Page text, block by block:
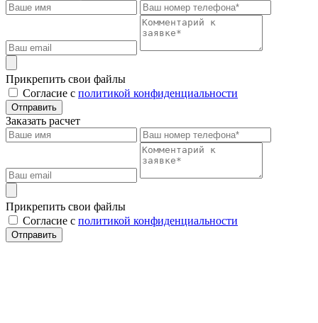
Прикрепить свои файлы
Cогласие с политикой конфиденциальности
Отправить
Заказать расчет
Прикрепить свои файлы
Cогласие с политикой конфиденциальности
Отправить